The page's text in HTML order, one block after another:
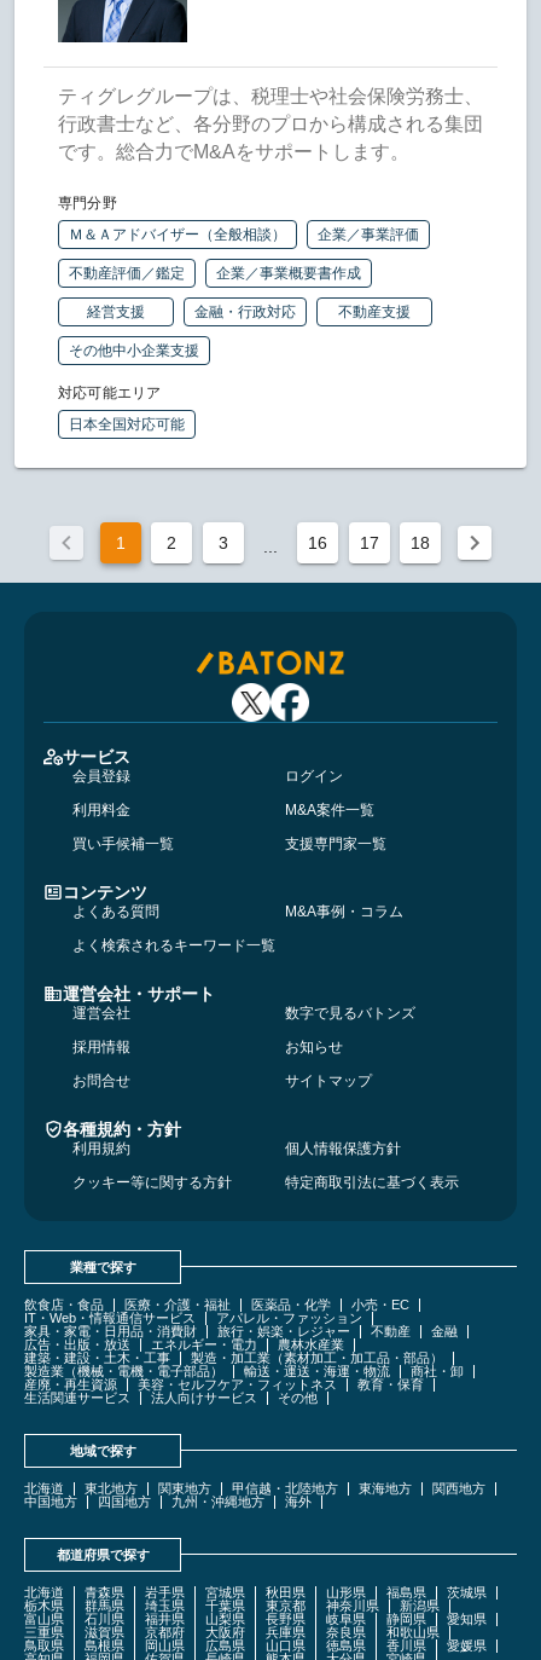
ティグレグループは、税理士や社会保険労務士、
行政書士など、各分野のプロから構成される集団
です。総合力でM&Aをサポートします。
専門分野
Ｍ＆Ａアドバイザー（全般相談）
企業／事業評価
不動産評価／鑑定 企業／事業概要書作成
経営支援 金融・行政対応 不動産支援
その他中小企業支援
対応可能エリア
日本全国対応可能
1 2 3 16 17 18
サービス
会員登録
ログイン
利用料金
M&A案件一覧
買い手候補一覧
支援専門家一覧
コンテンツ
よくある質問
M&A事例・コラム
よく検索されるキーワード一覧
運営会社・サポート
運営会社
数字で見るバトンズ
採用情報
お知らせ
お問合せ
サイトマップ
各種規約・方針
利用規約
個人情報保護方針
クッキー等に関する方針
特定商取引法に基づく表示
業種で探す
飲食店・食品 医療・介護・福祉 医薬品・化学
小売・EC
IT・Web・情報通信サービス
アパレル・ファッション
家具・家電・日用品・消費財
旅行・娯楽・レジャー 不動産
金融
広告・出版・放送
エネルギー・電力
農林水産業
建築・建設・土木・工事
製造・加工業（素材加工・加工品・部品）
製造業（機械・電機・電子部品）
輸送・運送・海運・物流
商社・卸
産廃・再生資源
美容・セルフケア・フィットネス
教育・保育
生活関連サービス
法人向けサービス その他
地域で探す
北海道 東北地方 関東地方 甲信越・北陸地方 東海地方
関西地方
中国地方
四国地方 九州・沖縄地方 海外
都道府県で探す
北海道 青森県 岩手県 宮城県 秋田県 山形県 福島県
茨城県
栃木県
群馬県 埼玉県 千葉県 東京都 神奈川県
新潟県
富山県
石川県 福井県 山梨県 長野県 岐阜県 静岡県
愛知県
三重県
滋賀県 京都府 大阪府 兵庫県 奈良県
和歌山県
鳥取県
島根県 岡山県 広島県 山口県 徳島県 香川県
愛媛県